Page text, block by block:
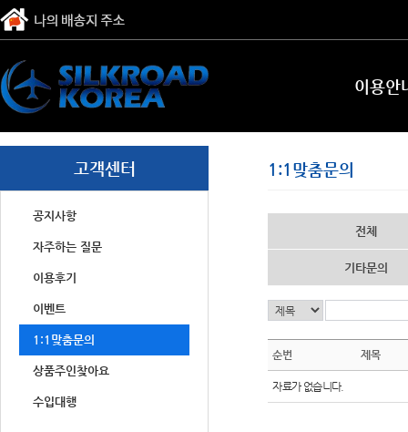
이용안
고객센터
공지사항
자주하는 질문
이용후기
이벤트
1:1맞춤문의
상품주인찾아요
수입대행
1:1맞춤문의
전체
기타문의
순번 제목
자료가 없습니다.